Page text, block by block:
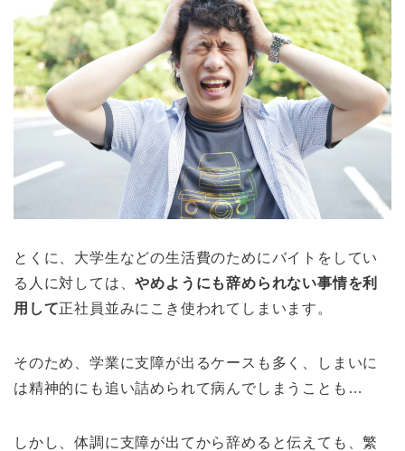
とくに、大学生などの生活費のためにバイトをしてい
る人に対しては、やめようにも辞められない事情を利
用して正社員並みにこき使われてしまいます。
そのため、学業に支障が出るケースも多く、しまいに
は精神的にも追い詰められて病んでしまうことも…
しかし、体調に支障が出てから辞めると伝えても、繁